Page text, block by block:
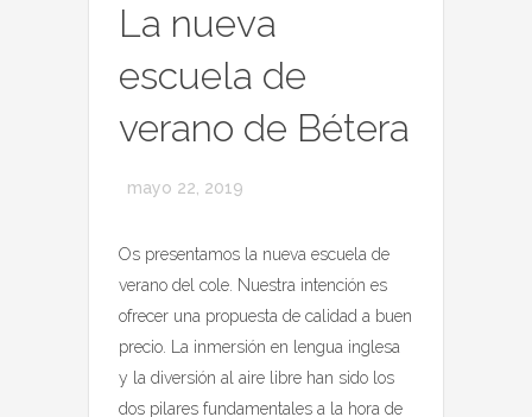
La nueva
escuela de
verano de Bétera
mayo 22, 2019
Os presentamos la nueva escuela de
verano del cole. Nuestra intención es
ofrecer una propuesta de calidad a buen
precio. La inmersión en lengua inglesa
y la diversión al aire libre han sido los
dos pilares fundamentales a la hora de